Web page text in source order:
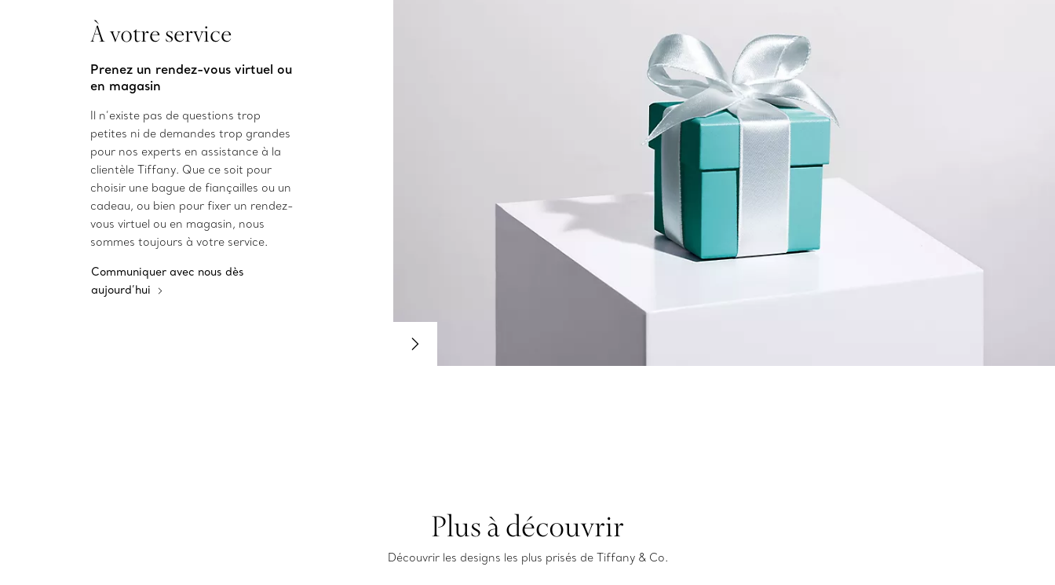
À votre service
Prenez un rendez-vous virtuel ou
en magasin
Il n’existe pas de questions trop
petites ni de demandes trop grandes
pour nos experts en assistance à la
clientèle Tiffany. Que ce soit pour
choisir une bague de fiançailles ou un
cadeau, ou bien pour fixer un rendez-
vous virtuel ou en magasin, nous
sommes toujours à votre service.
Communiquer avec nous dès
aujourd’hui
Plus à découvrir
Découvrir les designs les plus prisés de Tiffany & Co.